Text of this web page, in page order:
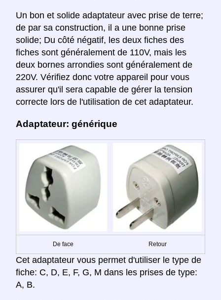
Un bon et solide adaptateur avec prise de terre;
de par sa construction, il a une bonne prise
solide; Du côté négatif, les deux fiches des
fiches sont généralement de 110V, mais les
deux bornes arrondies sont généralement de
220V. Vérifiez donc votre appareil pour vous
assurer qu'il sera capable de gérer la tension
correcte lors de l'utilisation de cet adaptateur.
Adaptateur: générique
De face Retour
Cet adaptateur vous permet d'utiliser le type de
fiche: C, D, E, F, G, M dans les prises de type:
A, B.